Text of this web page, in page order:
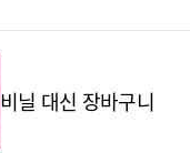
비닐 대신 장바구니